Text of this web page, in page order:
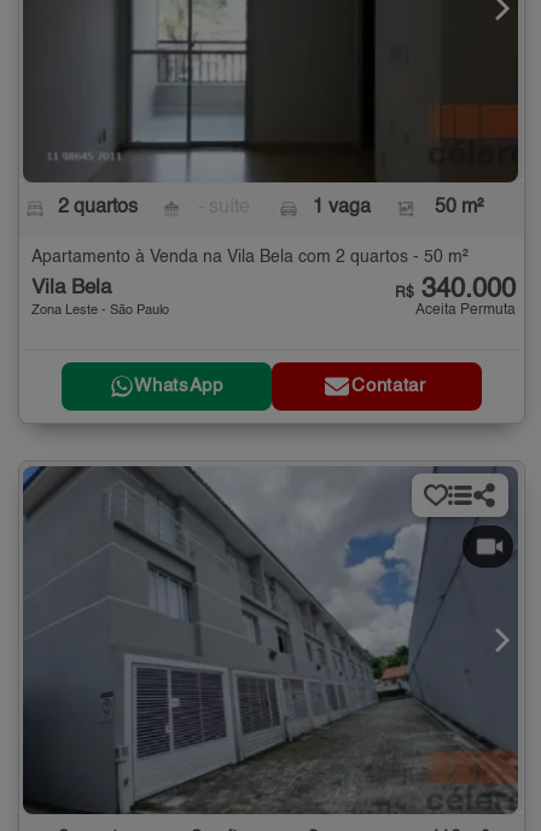
2 quartos 1 vaga 50 m²
Apartamento à Venda na Vila Bela com 2 quartos - 50 m²
Vila Bela
Zona Leste - São Paulo
R$ 340.000
Aceita Permuta
WhatsApp Contatar